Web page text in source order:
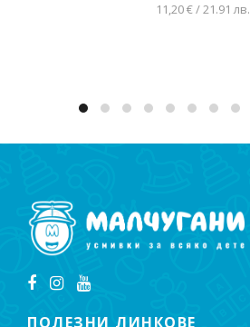
11,20 € / 21.91 лв.
ПОЛЕЗНИ ЛИНКОВЕ